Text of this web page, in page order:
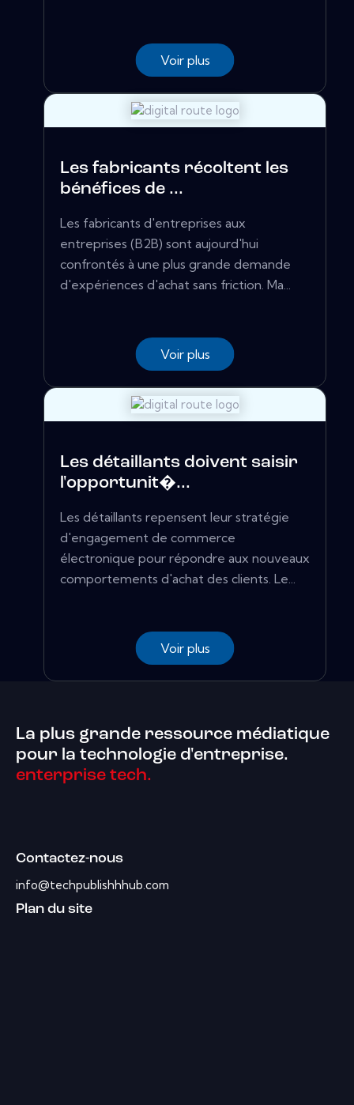
Voir plus
Les fabricants récoltent les
bénéfices de ...
Les fabricants d'entreprises aux
entreprises (B2B) sont aujourd'hui
confrontés à une plus grande demande
d'expériences d'achat sans friction. Ma...
Voir plus
Les détaillants doivent saisir
l'opportunit�...
Les détaillants repensent leur stratégie
d'engagement de commerce
électronique pour répondre aux nouveaux
comportements d'achat des clients. Le...
Voir plus
La plus grande ressource médiatique
pour la technologie d'entreprise.
enterprise tech.
Contactez-nous
info@techpublishhhub.com
Plan du site